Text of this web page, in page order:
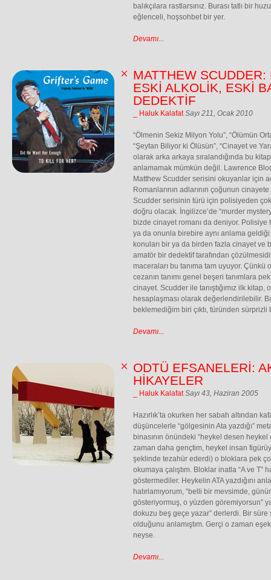
balıkçılara rastlarsınız. Burası tatlı bir
eğlenceli, hoşsohbet bir yer.
Devamı...
MATTHEW
ESKİ ALKOLİK, ESKİ
DEDEKTİF
_ Haluk Kalafat Sayı 211, Ocak 2010
“Ölmenin Sekiz Milyon Yolu”, “Ölümün
“Şeytan Biliyor ki Ölüsün”, “Cinayet ve
olarak arka arkaya sıralandığında bu
anlamamak mümkün değil. Lawrence
Matthew Scudder serisini okuyanlar için
Romanlarının adlarının çoğunun
Scudder serisinin türü için polisiyeden
doğru olacak. İngilizce’de “murder
bizde cinayet romanı da deniyor. Polisiye
ya da onunla birebire aynı anlama
konuları bir ya da birden fazla cinayet ve
amatör bir dedektif tarafından
maceraları bu tanıma tam uyuyor.
cezanın tanımı genel beşeri tanımlara
cinayet. Scudder ile tanıştığımız ilk
hesaplaşması olarak değerlendirilebilir.
beklemediğim biri çıktı, türünden
Devamı...
ODTÜ EFSANELERİ:
HİKAYELER
_ Haluk Kalafat Sayı 43, Haziran 2005
Hazırlık’ta okurken her sabah altından
düşüncelerle “gölgesinin Ata yazdığı”
binasının önündeki “heykel desen heykel
zaman daha gençtim, heykel insan
şeklinde tezahür ederdi) o bloklara pek çok
okumaya çalıştım. Bloklar inatla “A ve T”
göstermediler. Heykelin ATA yazdığını
hatırlamıyorum, “belli bir mevsimde,
gösteriyormuş, o yüzden göremiyorsun”
dokuzu beş geçe yazar” derlerdi. Bir
olduğunu anlamıştım. Gerçi o zaman
neyse.
Devamı...